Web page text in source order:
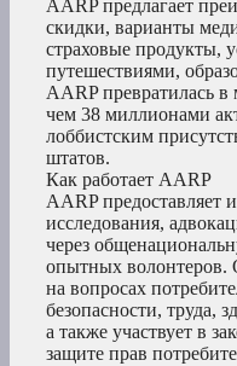
AARP предлагает
скидки, варианты
страховые продукты,
путешествиями,
AARP превратилась
чем 38 миллионами
лоббистским
штатов.
Как работает AARP
AARP предоставляет
исследования,
через
опытных волонтеров.
на вопросах
безопасности, труда,
а также участвует в
защите прав